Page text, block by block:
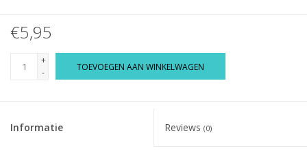
€5,95
+
-
TOEVOEGEN AAN WINKELWAGEN
Informatie Reviews (0)